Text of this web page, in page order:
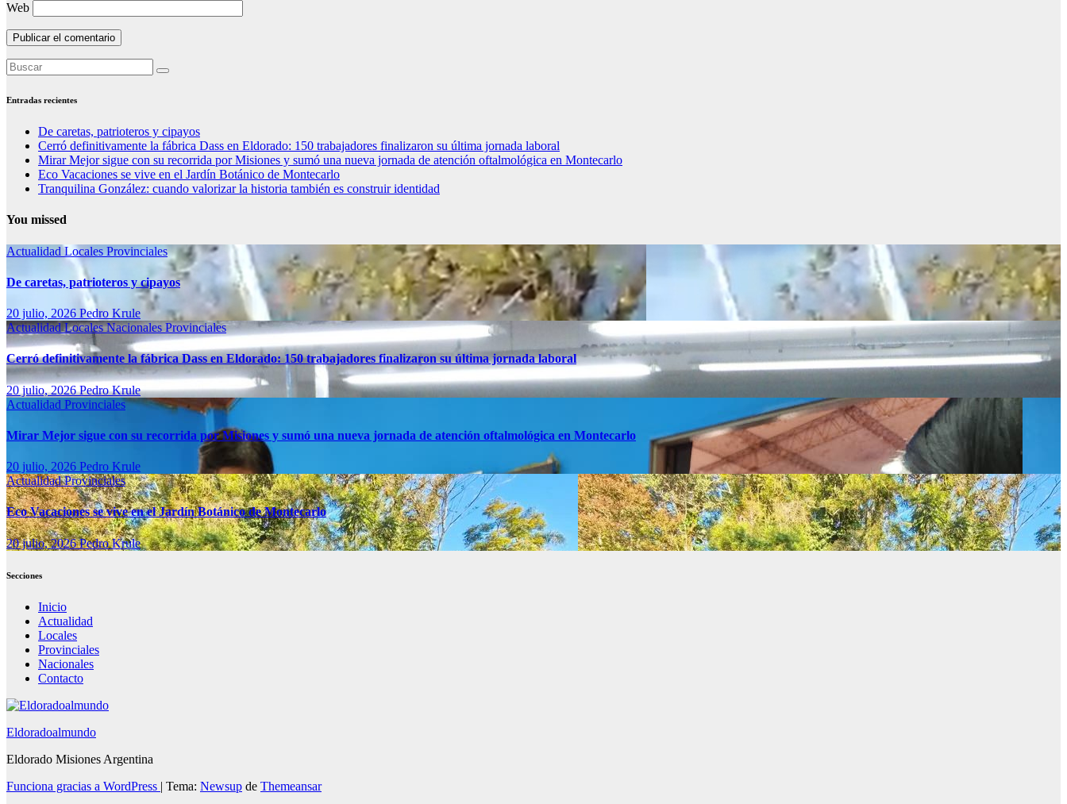
Web
Entradas recientes
De caretas, patrioteros y cipayos
Cerró definitivamente la fábrica Dass en Eldorado: 150 trabajadores finalizaron su última jornada laboral
Mirar Mejor sigue con su recorrida por Misiones y sumó una nueva jornada de atención oftalmológica en Montecarlo
Eco Vacaciones se vive en el Jardín Botánico de Montecarlo
Tranquilina González: cuando valorizar la historia también es construir identidad
You missed
ActualidadLocales Provinciales
De caretas, patrioteros y cipayos
20 julio, 2026 Pedro Krule
ActualidadLocalesNacionales Provinciales
Cerró definitivamente la fábrica Dass en Eldorado: 150 trabajadores finalizaron su última jornada laboral
20 julio, 2026Pedro Krule
Actualidad Provinciales
Mirar Mejor sigue con su recorrida por Misiones y sumó una nueva jornada de atención oftalmológica en Montecarlo
20 julio, 2026 Pedro Krule
ActualidadProvinciales
Eco Vacaciones se vive en el Jardín Botánico de Montecarlo
20 julio, 2026Pedro Krule
Secciones
Inicio
Actualidad
Locales
Provinciales
Nacionales
Contacto
Eldoradoalmundo
Eldorado Misiones Argentina
Funciona gracias a WordPress | Tema: Newsup de Themeansar